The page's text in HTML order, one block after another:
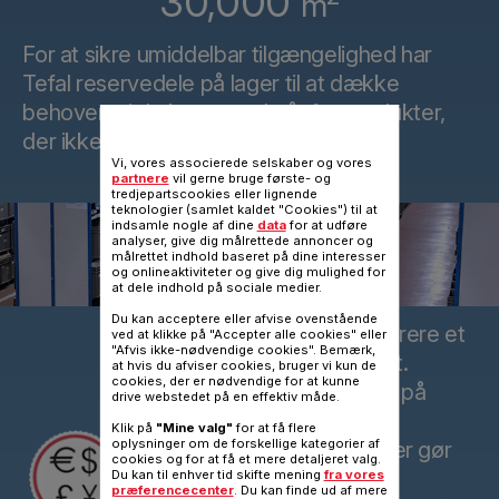
For at sikre umiddelbar tilgængelighed har
Tefal reservedele på lager til at dække
behovene i de kommende år for produkter,
der ikke længere fremstilles.
Det er ofte billigere at reparere et
produkt end at udskifte det.
Ved at arbejde med prisen på
reservedele og tilbyde
"nøglefærdige" reparationer gør
Tefal alt for at sikre, at
Vi, vores associerede selskaber og vores
partnere vil gerne bruge første- og
tredjepartscookies eller lignende
teknologier (samlet kaldet "Cookies") til at
indsamle nogle af dine datafor at udføre
analyser, give dig målrettede annoncer og
målrettet indhold baseret på dine interesser
og onlineaktiviteter og give dig mulighed for
at dele indhold på sociale medier.
Du kan acceptere eller afvise ovenstående
ved at klikke på "Accepter alle cookies" eller
"Afvis ikke-nødvendige cookies". Bemærk,
at hvis du afviser cookies, bruger vi kun de
cookies, der er nødvendige for at kunne
drive webstedet på en effektiv måde.
Klik på "Mine valg" for at få flere
oplysninger om de forskellige kategorier af
cookies og for at få et mere detaljeret valg.
Du kan til enhver tid skifte mening fra vores
præferencecenter. Du kan finde ud af mere